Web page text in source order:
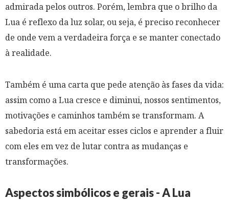
admirada pelos outros. Porém, lembra que o brilho da
Lua é reflexo da luz solar, ou seja, é preciso reconhecer
de onde vem a verdadeira força e se manter conectado
à realidade.
Também é uma carta que pede atenção às fases da vida:
assim como a Lua cresce e diminui, nossos sentimentos,
motivações e caminhos também se transformam. A
sabedoria está em aceitar esses ciclos e aprender a fluir
com eles em vez de lutar contra as mudanças e
transformações.
Aspectos simbólicos e gerais - A Lua